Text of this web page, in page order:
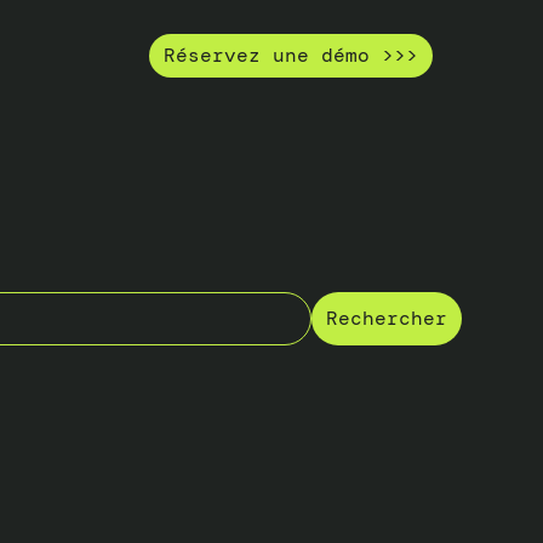
Réservez une démo >>>